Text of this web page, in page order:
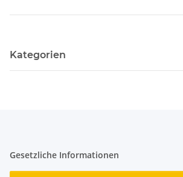
Kategorien
Gesetzliche Informationen